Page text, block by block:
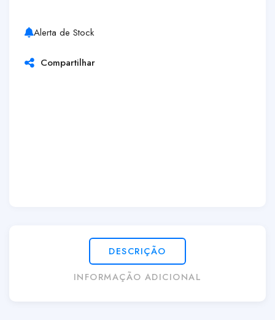
Alerta de Stock
Compartilhar
DESCRIÇÃO
INFORMAÇÃO ADICIONAL